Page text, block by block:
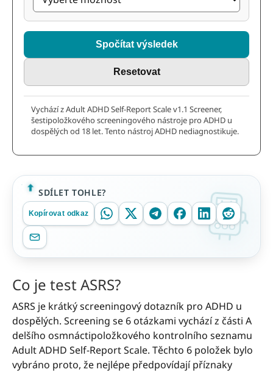
Spočítat výsledek
Resetovat
Vychází z Adult ADHD Self-Report Scale v1.1 Screener,
šestipoložkového screeningového nástroje pro ADHD u
dospělých od 18 let. Tento nástroj ADHD nediagnostikuje.
SDÍLET TOHLE?
Kopírovat odkaz
Co je test ASRS?
ASRS je krátký screeningový dotazník pro ADHD u
dospělých. Screening se 6 otázkami vychází z části A
delšího osmnáctipoložkového kontrolního seznamu
Adult ADHD Self-Report Scale. Těchto 6 položek bylo
vybráno proto, že nejlépe předpovídají příznaky